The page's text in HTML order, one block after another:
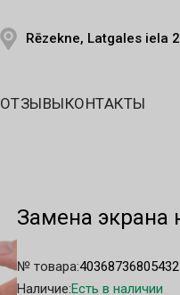
Rēzekne, Latgales iela
ОТЗЫВЫКОНТАКТЫ
Замена экрана
№ товара:
Наличие:Есть в наличии